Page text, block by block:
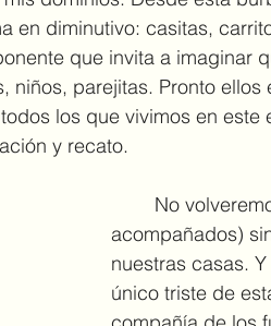
en diminutivo: casitas,
que invita a imaginar
niños, parejitas. Pronto ellos
los que vivimos en este
y recato.
acompañados)
nuestras casas.
único triste de